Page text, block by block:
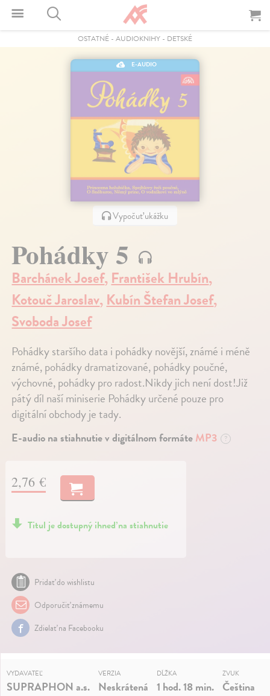
OSTATNÉ - AUDIOKNIHY - DETSKÉ
E-AUDIO
Vypočuť ukážku
Pohádky 5
Barchánek Josef,František Hrubín,
Kotouč Jaroslav,Kubín Štefan Josef,
Svoboda Josef
Pohádky staršího data i pohádky novější, známé i méně
známé, pohádky dramatizované, pohádky poučné,
výchovné, pohádky pro radost.Nikdy jich není dost!Již
pátý díl naší miniserie Pohádky určené pouze pro
digitální obchody je tady.
E-audio na stiahnutie v digitálnom formáteMP3 ?
2,76 €
Titul je dostupný ihneď na stiahnutie
Pridať do wishlistu
Odporučiť známemu
Zdielať na Facebooku
VYDAVATEĽ
SUPRAPHON a.s.
VERZIA
Neskrátená
DĹŽKA
1 hod. 18 min.
ZVUK
Čeština